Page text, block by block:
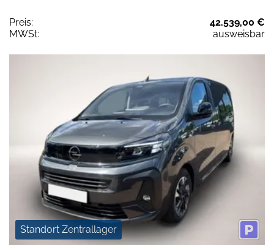
Preis:
42.539,00 €
MWSt:
ausweisbar
Standort Zentrallager